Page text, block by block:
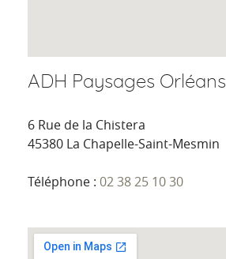
ADH Paysages Orléans
6 Rue de la Chistera
45380 La Chapelle-Saint-Mesmin
Téléphone : 02 38 25 10 30